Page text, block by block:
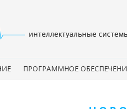
ПРОГРАММНОЕ